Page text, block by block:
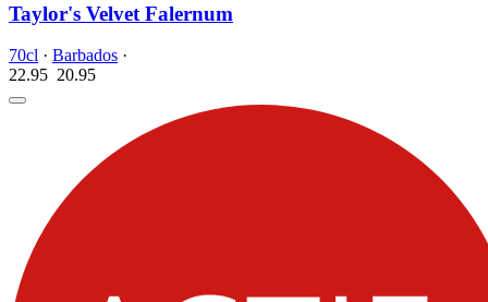
Taylor's Velvet Falernum
70cl · Barbados ·
22.95 20.95